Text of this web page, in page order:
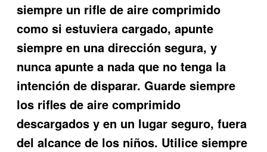
siempre un rifle de aire comprimido
como si estuviera cargado, apunte
siempre en una dirección segura, y
nunca apunte a nada que no tenga la
intención de disparar. Guarde siempre
los rifles de aire comprimido
descargados y en un lugar seguro, fuera
del alcance de los niños. Utilice siempre